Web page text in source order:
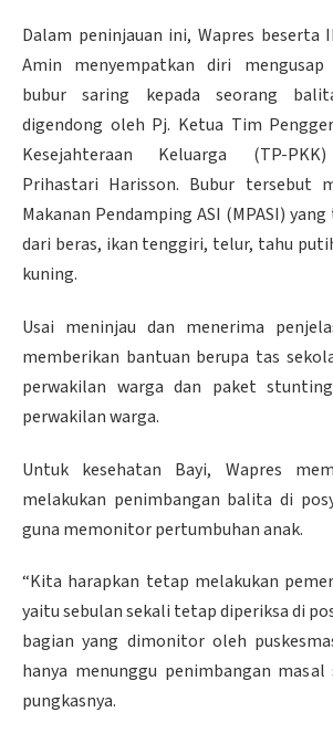
Dalam peninjauan ini, Wapres beserta
Amin menyempatkan diri mengusap
bubur saring kepada seorang
digendong oleh Pj. Ketua Tim
Kesejahteraan Keluarga (TP-
Prihastari Harisson. Bubur tersebut
Makanan Pendamping ASI (MPASI)
dari beras, ikan tenggiri, telur, tahu
kuning.
Usai meninjau dan menerima
memberikan bantuan berupa tas
perwakilan warga dan paket
perwakilan warga.
Untuk kesehatan Bayi, Wapres
melakukan penimbangan balita di
guna memonitor pertumbuhan anak.
“Kita harapkan tetap melakukan
yaitu sebulan sekali tetap diperiksa di
bagian yang dimonitor oleh
hanya menunggu penimbangan masal
pungkasnya.